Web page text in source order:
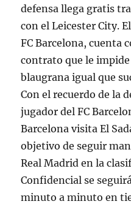
defensa llega gratis
con el Leicester City.
FC Barcelona, cuenta
contrato que le
blaugrana igual que
Con el recuerdo de la
jugador del FC
Barcelona visita El
objetivo de seguir
Real Madrid en la
Confidencial se
minuto a minuto en